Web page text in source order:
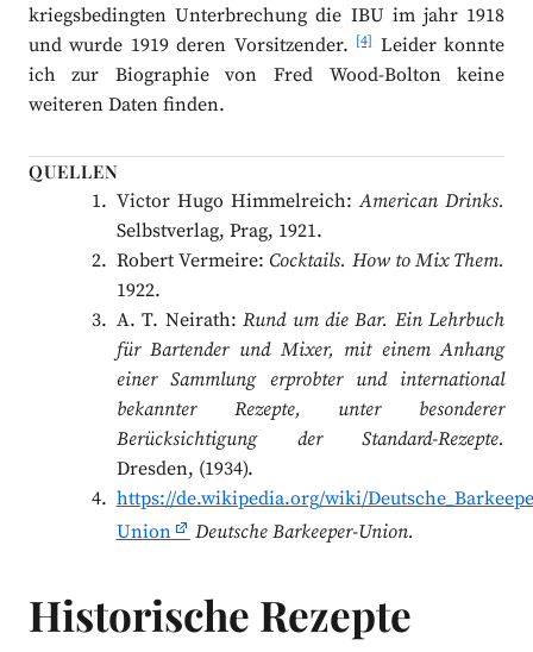
kriegsbedingten Unterbrechung die IBU im jahr 1918
und wurde 1919 deren Vorsitzender. [4]Leider konnte
ich zur Biographie von Fred Wood-Bolton keine
weiteren Daten finden.
QUELLEN
Victor Hugo Himmelreich:American Drinks.
Selbstverlag, Prag, 1921.
Robert Vermeire: Cocktails. How to Mix Them.
1922.
A. T. Neirath: Rund um die Bar. Ein Lehrbuch
für Bartender und Mixer, mit einem Anhang
einer Sammlung erprobter und international
bekannter Rezepte, unter besonderer
Berücksichtigung der Standard-Rezepte.
Dresden, (1934).
https://de.wikipedia.org/wiki/
Union
Deutsche Barkeeper-Union.
Historische Rezepte